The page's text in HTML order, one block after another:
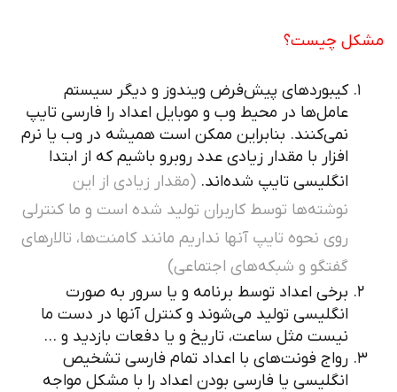
مشکل چیست؟
کیبوردهای پیش‌فرض ویندوز و دیگر سیستم
عامل‌ها در محیط وب و موبایل اعداد را فارسی تایپ
نمی‌کنند. بنا‌براین ممکن است همیشه در وب یا نرم
افزار با مقدار زیادی عدد روبرو باشیم که از ابتدا
انگلیسی تایپ شده‌اند. (مقدار زیادی از این
نوشته‌ها توسط کاربران تولید شده است و ما کنترلی
روی نحوه تایپ آنها نداریم مانند کامنت‌ها، تالارهای
گفتگو و شبکه‌های اجتماعی)
برخی اعداد توسط برنامه و یا سرور به صورت
انگلیسی تولید می‌شوند و کنترل آنها در دست ما
نیست مثل ساعت، تاریخ و یا دفعات بازدید و …
رواج فونت‌های با اعداد تمام فارسی تشخیص
انگلیسی یا فارسی بودن اعداد را با مشکل مواجه